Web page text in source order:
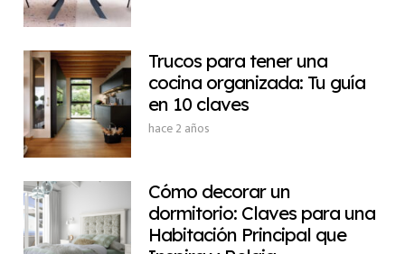
Trucos para tener una
cocina organizada: Tu guía
en 10 claves
hace 2 años
Cómo decorar un
dormitorio: Claves para una
Habitación Principal que